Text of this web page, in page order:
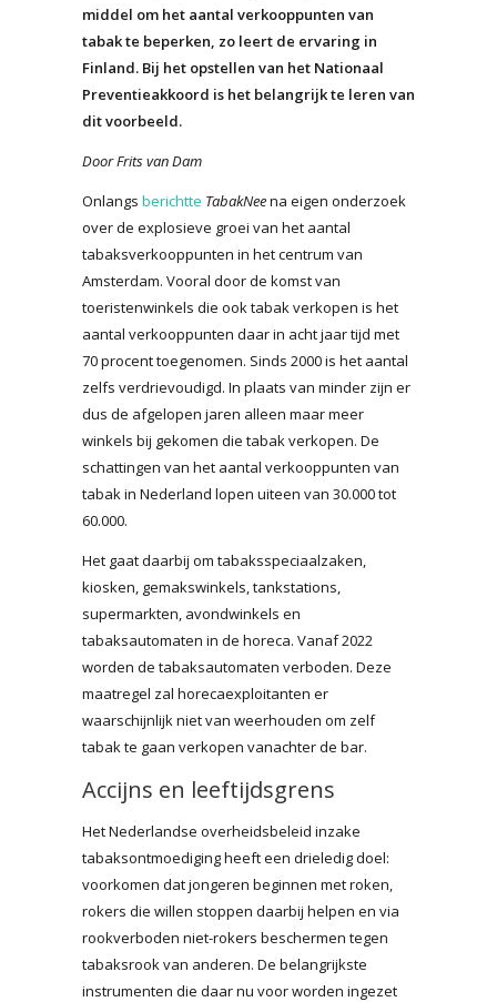
middel om het aantal verkooppunten van
tabak te beperken, zo leert de ervaring in
Finland. Bij het opstellen van het Nationaal
Preventieakkoord is het belangrijk te leren van
dit voorbeeld.
Door Frits van Dam
Onlangs berichtte TabakNeena eigen onderzoek
over de explosieve groei van het aantal
tabaksverkooppunten in het centrum van
Amsterdam. Vooral door de komst van
toeristenwinkels die ook tabak verkopen is het
aantal verkooppunten daar in acht jaar tijd met
70 procent toegenomen. Sinds 2000 is het aantal
zelfs verdrievoudigd. In plaats van minder zijn er
dus de afgelopen jaren alleen maar meer
winkels bij gekomen die tabak verkopen. De
schattingen van het aantal verkooppunten van
tabak in Nederland lopen uiteen van 30.000 tot
60.000.
Het gaat daarbij om tabaksspeciaalzaken,
kiosken, gemakswinkels, tankstations,
supermarkten, avondwinkels en
tabaksautomaten in de horeca. Vanaf 2022
worden de tabaksautomaten verboden. Deze
maatregel zal horecaexploitanten er
waarschijnlijk niet van weerhouden om zelf
tabak te gaan verkopen vanachter de bar.
Accijns en leeftijdsgrens
Het Nederlandse overheidsbeleid inzake
tabaksontmoediging heeft een drieledig doel:
voorkomen dat jongeren beginnen met roken,
rokers die willen stoppen daarbij helpen en via
rookverboden niet-rokers beschermen tegen
tabaksrook van anderen. De belangrijkste
instrumenten die daar nu voor worden ingezet